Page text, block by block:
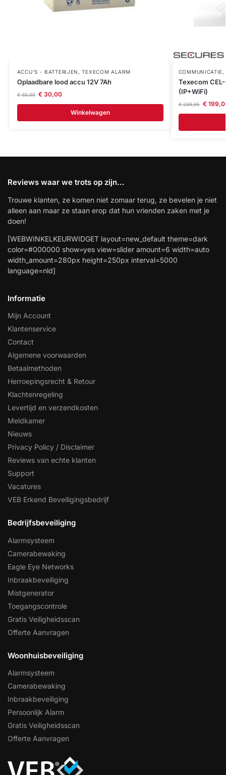
ACCU'S - BATTERIJEN ,TEXECOM ALARM
Oplaadbare lood accu 12V 7Ah
€35,00 €30,00
Winkelwagen
COMMUNICATIE,
Texecom
(IP+WiFi)
€239,95 €
Reviews waar we trots op zijn…
Trouwe klanten, ze komen niet zomaar terug, ze bevelen je niet
alleen aan maar ze staan erop dat hun vrienden zaken met je
doen!
[WEBWINKELKEURWIDGET layout=new_default theme=dark
color=#000000 show=yes view=slider amount=6 width=auto
width_amount=280px height=250px interval=5000
language=nld]
Informatie
Mijn Account
Klantenservice
Contact
Algemene voorwaarden
Betaalmethoden
Herroepingsrecht & Retour
Klachtenregeling
Levertijd en verzendkosten
Meldkamer
Nieuws
Privacy Policy / Disclaimer
Reviews van echte klanten
Support
Vacatures
VEB Erkend Beveiligingsbedrijf
Bedrijfsbeveiliging
Alarmsysteem
Camerabewaking
Eagle Eye Networks
Inbraakbeveiliging
Mistgenerator
Toegangscontrole
Gratis Veiligheidsscan
Offerte Aanvragen
Woonhuisbeveiliging
Alarmsysteem
Camerabewaking
Inbraakbeveiliging
Persoonlijk Alarm
Gratis Veiligheidsscan
Offerte Aanvragen